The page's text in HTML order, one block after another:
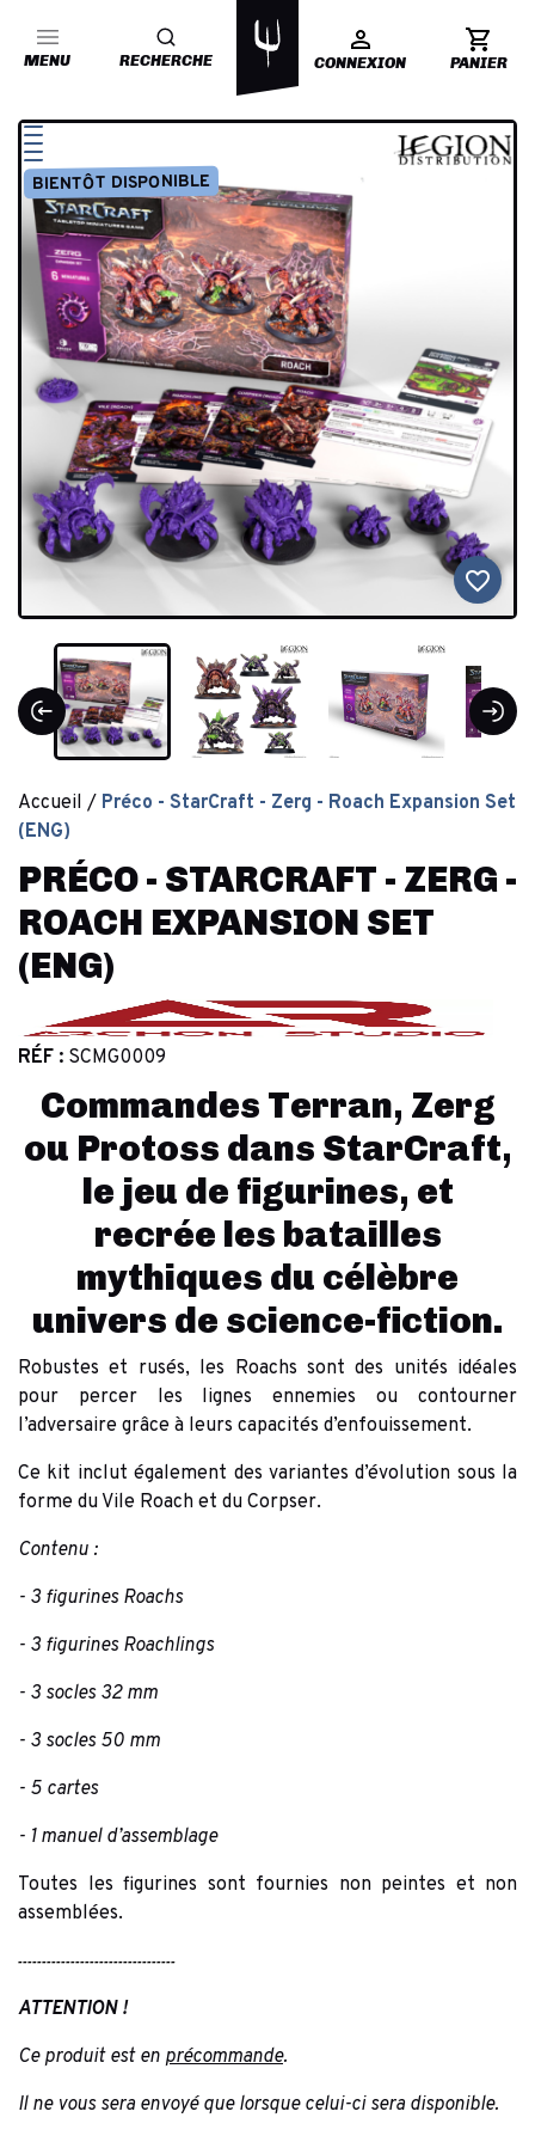
MENU RECHERCHE CONNEXION PANIER
BIENTÔT DISPONIBLE
favorite_border
Accueil
Préco - StarCraft - Zerg - Roach Expansion Set
(ENG)
PRÉCO - STARCRAFT - ZERG -
ROACH EXPANSION SET
(ENG)
RÉF : SCMG0009
Commandes Terran, Zerg
ou Protoss dans StarCraft,
le jeu de figurines, et
recrée les batailles
mythiques du célèbre
univers de science-fiction.
Robustes et rusés, les Roachs sont des unités idéales
pour percer les lignes ennemies ou contourner
l’adversaire grâce à leurs capacités d’enfouissement.
Ce kit inclut également des variantes d’évolution sous la
forme du Vile Roach et du Corpser.
Contenu :
- 3 figurines Roachs
- 3 figurines Roachlings
- 3 socles 32 mm
- 3 socles 50 mm
- 5 cartes
- 1 manuel d’assemblage
Toutes les figurines sont fournies non peintes et non
assemblées.
---------------------------------
ATTENTION !
Ce produit est en précommande.
Il ne vous sera envoyé que lorsque celui-ci sera disponible.